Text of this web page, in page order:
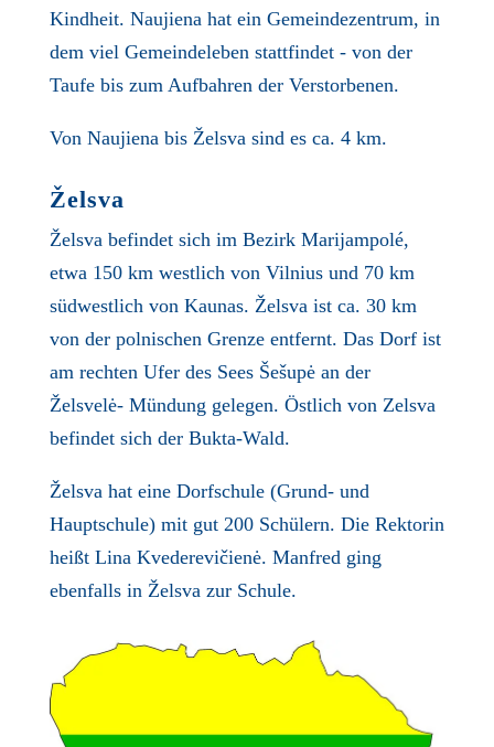
Kindheit. Naujiena hat ein Gemeindezentrum, in
dem viel Gemeindeleben stattfindet - von der
Taufe bis zum Aufbahren der Verstorbenen.
Von Naujiena bis Želsva sind es ca. 4 km.
Želsva
Želsva befindet sich im Bezirk Marijampolé,
etwa 150 km westlich von Vilnius und 70 km
südwestlich von Kaunas. Želsva ist ca. 30 km
von der polnischen Grenze entfernt. Das Dorf ist
am rechten Ufer des Sees Šešupė an der
Želsvelė- Mündung gelegen. Östlich von Zelsva
befindet sich der Bukta-Wald.
Želsva hat eine Dorfschule (Grund- und
Hauptschule) mit gut 200 Schülern. Die Rektorin
heißt Lina Kvederevičienė. Manfred ging
ebenfalls in Želsva zur Schule.